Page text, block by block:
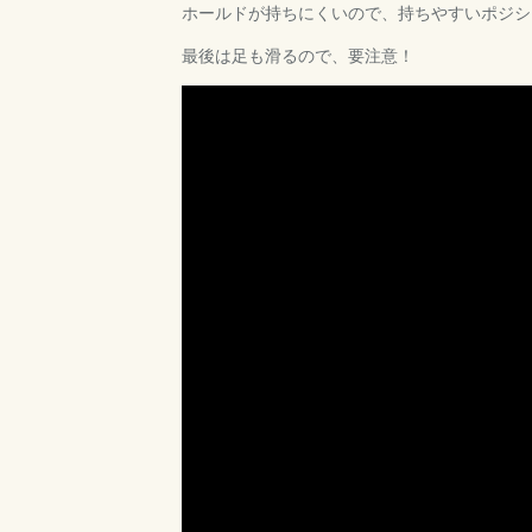
ホールドが持ちにくいので、持ちやすいポジシ
最後は足も滑るので、要注意！